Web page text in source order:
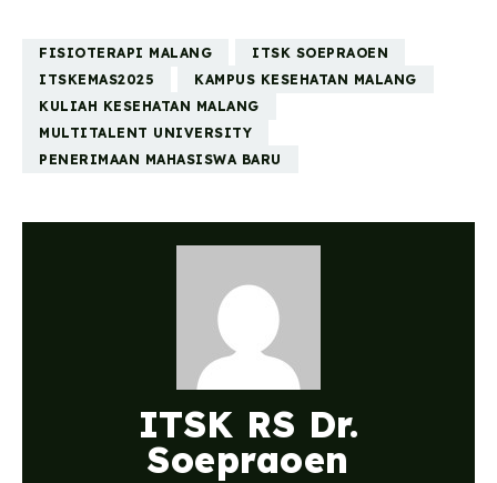
FISIOTERAPI MALANG
ITSK SOEPRAOEN
ITSKEMAS2025
KAMPUS KESEHATAN MALANG
KULIAH KESEHATAN MALANG
MULTITALENT UNIVERSITY
PENERIMAAN MAHASISWA BARU
ITSK RS Dr.
Soepraoen